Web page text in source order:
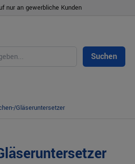
nur an gewerbliche Kunden
Suchen
Gläseruntersetzer